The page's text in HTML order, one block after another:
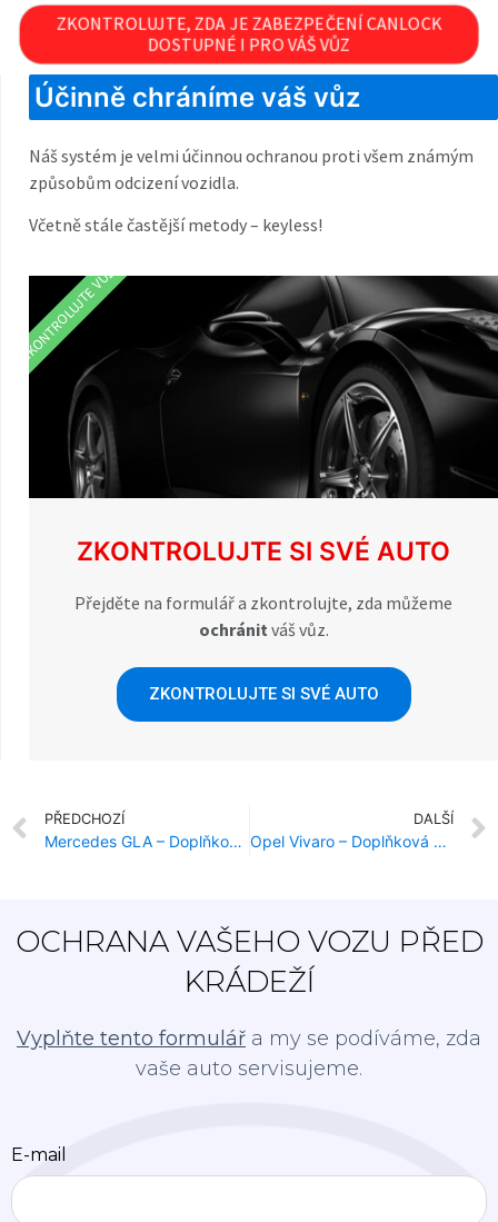
ZKONTROLUJTE, ZDA JE ZABEZPEČENÍ CANLOCK
DOSTUPNÉ I PRO VÁŠ VŮZ
Účinně chráníme váš vůz
Náš systém je velmi účinnou ochranou proti všem známým
způsobům odcizení vozidla.
Včetně stále častější metody – keyless!
ZKONTROLUJTE SI SVÉ AUTO
Přejděte na formulář a zkontrolujte, zda můžeme
ochránit váš vůz.
ZKONTROLUJTE SI SVÉ AUTO
ZKONTROLUJTE VŮZ
PŘEDCHOZÍ
Mercedes GLA – Doplňková ochrana proti krádeži
DALŠÍ
Opel Vivaro – Doplňková ochrana proti krádeži
OCHRANA VAŠEHO VOZU PŘED
KRÁDEŽÍ
Vyplňte tento formulář a my se podíváme, zda
vaše auto servisujeme.
E-mail